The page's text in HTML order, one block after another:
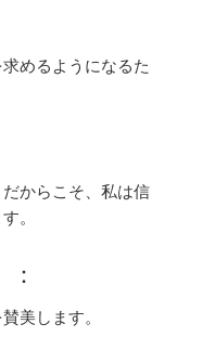
めるようになるた
からこそ、私は信
。
美します。